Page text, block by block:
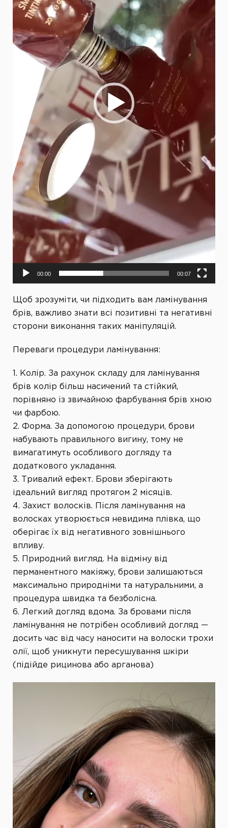
00:00 00:07
Щоб зрозуміти, чи підходить вам ламінування
брів, важливо знати всі позитивні та негативні
сторони виконання таких маніпуляцій.
Переваги процедури ламінування:
1. Колір. За рахунок складу для ламінування
брів колір більш насичений та стійкий,
порівняно із звичайною фарбування брів хною
чи фарбою.
2. Форма. За допомогою процедури, брови
набувають правильного вигину, тому не
вимагатимуть особливого догляду та
додаткового укладання.
3. Тривалий ефект. Брови зберігають
ідеальний вигляд протягом 2 місяців.
4. Захист волосків. Після ламінування на
волосках утворюється невидима плівка, що
оберігає їх від негативного зовнішнього
впливу.
5. Природний вигляд. На відміну від
перманентного макіяжу, брови залишаються
максимально природніми та натуральними, а
процедура швидка та безболісна.
6. Легкий догляд вдома. За бровами після
ламінування не потрібен особливий догляд —
досить час від часу наносити на волоски трохи
олії, щоб уникнути пересушування шкіри
(підійде рицинова або арганова)